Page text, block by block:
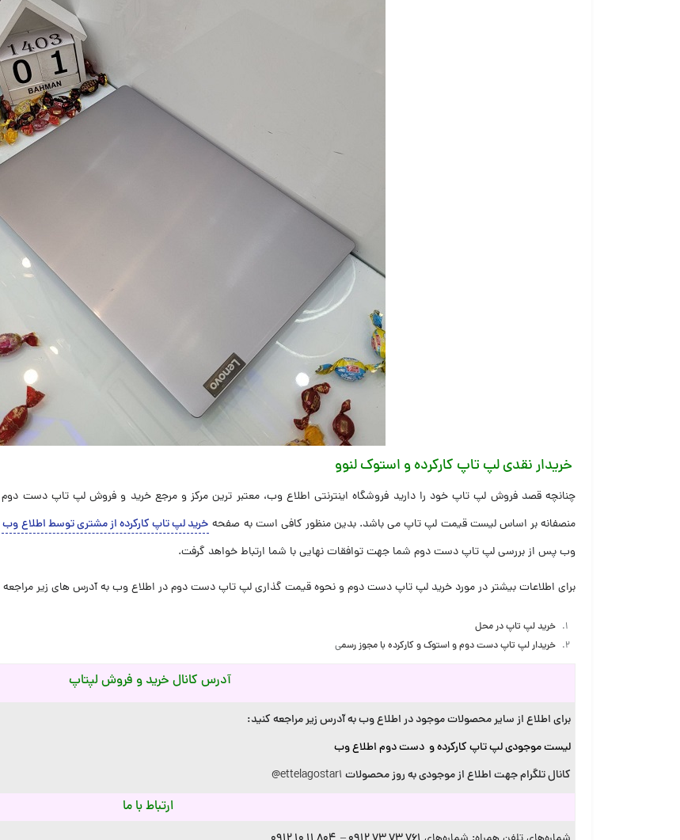
خریدار نقدی لپ تاپ کارکرده و استوک لنوو
چنانچه قصد فروش لپ تاپ خود را دارید فروشگاه اینترنتی اطلاع وب، معتبر ترین مرکز و مرجع خرید و فروش لپ تاپ دست دوم
منصفانه بر اساس لیست قیمت لپ تاپ می باشد. بدین منظور کافی است به صفحه خرید لپ تاپ کارکرده از مشتری توسط اطلاع وب
وب پس از بررسی لپ تاپ دست دوم شما جهت توافقات نهایی با شما ارتباط خواهد گرفت.
برای اطلاعات بیشتر در مورد خرید لپ تاپ دست دوم و نحوه قیمت گذاری لپ تاپ دست دوم در اطلاع وب به آدرس های زیر مراجعه
خرید لپ تاپ در محل
خریدار لپ تاپ دست دوم و استوک و کارکرده با مجوز رسمی
آدرس کانال خرید و فروش لپتاپ
برای اطلاع از سایر محصولات موجود در اطلاع وب به آدرس زیر مراجعه کنید:
لیست موجودی لپ تاپ کارکرده و دست دوم اطلاع وب
کانال تلگرام جهت اطلاع از موجودی به روز محصولات @ettelagostar1
ارتباط با ما